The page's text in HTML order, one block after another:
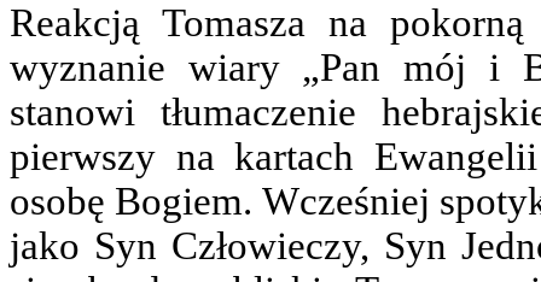
Reakcją Tomasza na
wyznanie wiary „Pan mój i
stanowi tłumaczenie
pierwszy na kartach
osobę Bogiem. Wcześniej
jako Syn Człowieczy, Syn